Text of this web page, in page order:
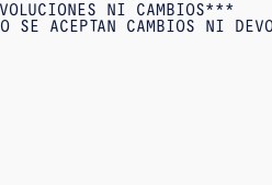
NI CAMBIOS***
SE ACEPTAN CAMBIOS NI